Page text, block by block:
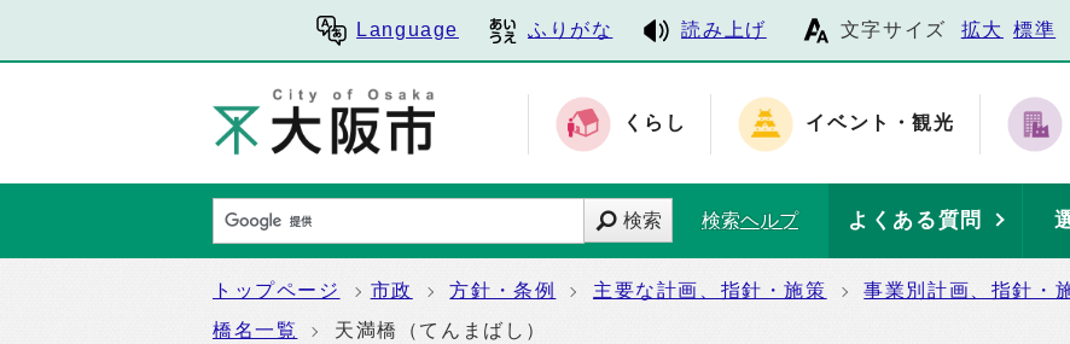
Language ふりがな 読み上げ 文字サイズ 拡大 標準
くらし イベント・観光
検索 検索ヘルプ よくある質問
トップページ 市政 方針・条例 主要な計画、指針・施策 事業別計画、指針・
橋名一覧
天満橋（てんまばし）